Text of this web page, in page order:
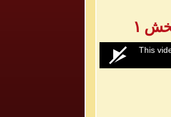
seconds
This